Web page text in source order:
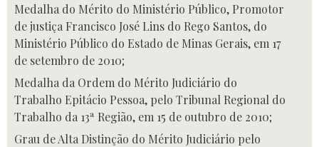
Medalha do Mérito do Ministério Público, Promotor
de justiça Francisco José Lins do Rego Santos, do
Ministério Público do Estado de Minas Gerais, em 17
de setembro de 2010;
Medalha da Ordem do Mérito Judiciário do
Trabalho Epitácio Pessoa, pelo Tribunal Regional do
Trabalho da 13ª Região, em 15 de outubro de 2010;
Grau de Alta Distinção do Mérito Judiciário pelo